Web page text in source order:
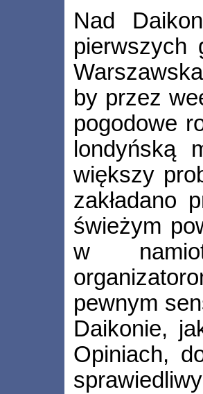
Nad
pierwszych
by przez
pogodowe
londyńską
większy
zakładano
świeżym
w
pewnym
Daikonie,
Opiniach,